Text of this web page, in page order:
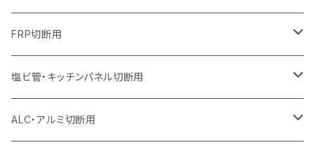
セグメント（特殊凸凹加工チップ）
セグメントタイプ
セグメント
セグメント（特殊凸凹加工チップ）
355mm（14インチ）
セグメント
セグメント（特殊凸凹加工チップ）
ウェーブタイプ
セグメントタイプ
305mm（12インチ）
セグメント
セグメント（特殊凸凹加工チップ）
355mm（14インチ）
セグメント
セグメントタイプ
255mm（10インチ）
セグメントタイプ（一般道路カッター用
305mm（12インチ）
セグメントタイプ
355mm（14インチ）
セグメントタイプ
230mm（9インチ）
セグメントタイプ
305mm（12インチ）
セグメントタイプ
355mm（14インチ）
ウェーブタイプ
セグメントタイプ
ウェーブタイプ
205mm（8インチ）
セグメントタイプ
ウェーブタイプ
230mm（9インチ）
セグメントタイプ
255mm（10インチ）
セグメントタイプ
150mm（6インチ）
セグメントタイプ
180mm（7インチ）
セグメントタイプ
205mm（8インチ）
セグメントタイプ
355mm（14インチ）
セグメントタイプ
405mm（16インチ）
セグメントタイプ
105mm（4インチ）
FRP切断用
125ｍｍ（5インチ）
塩ビ管・キッチンパネル切断用
125ｍｍ（5インチ）
ALC・アルミ切断用